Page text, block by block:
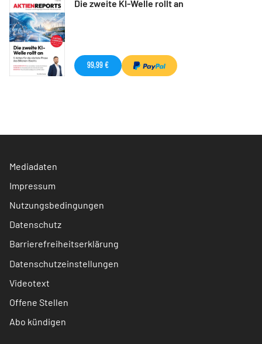
Die zweite KI-Welle rollt an
99,99 €
Mediadaten
Impressum
Nutzungsbedingungen
Datenschutz
Barrierefreiheitserklärung
Datenschutzeinstellungen
Videotext
Offene Stellen
Abo kündigen